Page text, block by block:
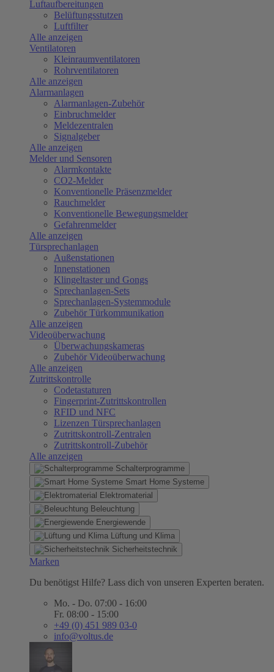
Luftaufbereitungen
Belüftungsstutzen
Luftfilter
Alle anzeigen
Ventilatoren
Kleinraumventilatoren
Rohrventilatoren
Alle anzeigen
Alarmanlagen
Alarmanlagen-Zubehör
Einbruchmelder
Meldezentralen
Signalgeber
Alle anzeigen
Melder und Sensoren
Alarmkontakte
CO2-Melder
Konventionelle Präsenzmelder
Rauchmelder
Konventionelle Bewegungsmelder
Gefahrenmelder
Alle anzeigen
Türsprechanlagen
Außenstationen
Innenstationen
Klingeltaster und Gongs
Sprechanlagen-Sets
Sprechanlagen-Systemmodule
Zubehör Türkommunikation
Alle anzeigen
Videoüberwachung
Überwachungskameras
Zubehör Videoüberwachung
Alle anzeigen
Zutrittskontrolle
Codetastaturen
Fingerprint-Zutrittskontrollen
RFID und NFC
Lizenzen Türsprechanlagen
Zutrittskontroll-Zentralen
Zutrittskontroll-Zubehör
Alle anzeigen
Schalterprogramme
Smart Home Systeme
Elektromaterial
Beleuchtung
Energiewende
Lüftung und Klima
Sicherheitstechnik
Marken
Du benötigst Hilfe? Lass dich von unseren Experten beraten.
Mo. - Do. 07:00 - 16:00
Fr. 08:00 - 15:00
+49 (0) 451 989 03-0
info@voltus.de